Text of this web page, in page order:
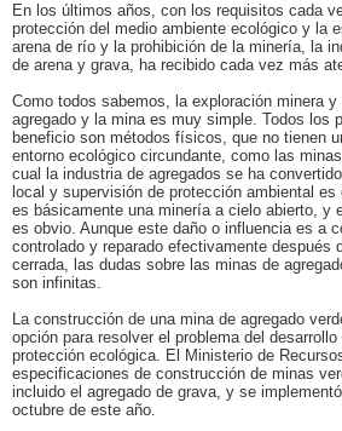
En los últimos años, con los requisitos cada
protección del medio ambiente ecológico y la
arena de río y la prohibición de la minería, la
de arena y grava, ha recibido cada vez más
Como todos sabemos, la exploración minera y
agregado y la mina es muy simple. Todos los
beneficio son métodos físicos, que no tienen
entorno ecológico circundante, como las
cual la industria de agregados se ha
local y supervisión de protección ambiental es
es básicamente una minería a cielo abierto, y
es obvio. Aunque este daño o influencia es a
controlado y reparado efectivamente después
cerrada, las dudas sobre las minas de
son infinitas.
La construcción de una mina de agregado
opción para resolver el problema del
protección ecológica. El Ministerio de
especificaciones de construcción de minas
incluido el agregado de grava, y se
octubre de este año.